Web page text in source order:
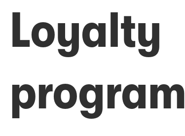
Loyalty
program